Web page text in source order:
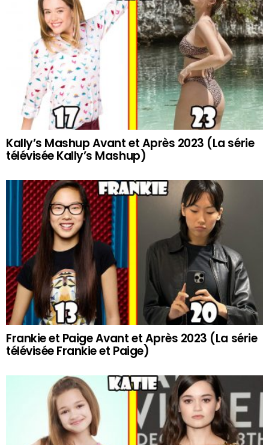
Kally’s Mashup Avant et Après 2023 (La série
télévisée Kally’s Mashup)
Frankie et Paige Avant et Après 2023 (La série
télévisée Frankie et Paige)